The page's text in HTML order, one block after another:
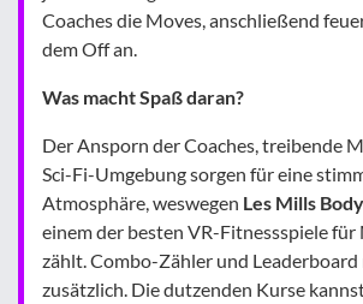
Coaches die Moves, anschließend
dem Off an.
Was macht Spaß daran?
Der Ansporn der Coaches, treibende
Sci-Fi-Umgebung sorgen für eine
Atmosphäre, weswegen Les Mills
einem der besten VR-Fitnessspiele für
zählt. Combo-Zähler und
zusätzlich. Die dutzenden Kurse